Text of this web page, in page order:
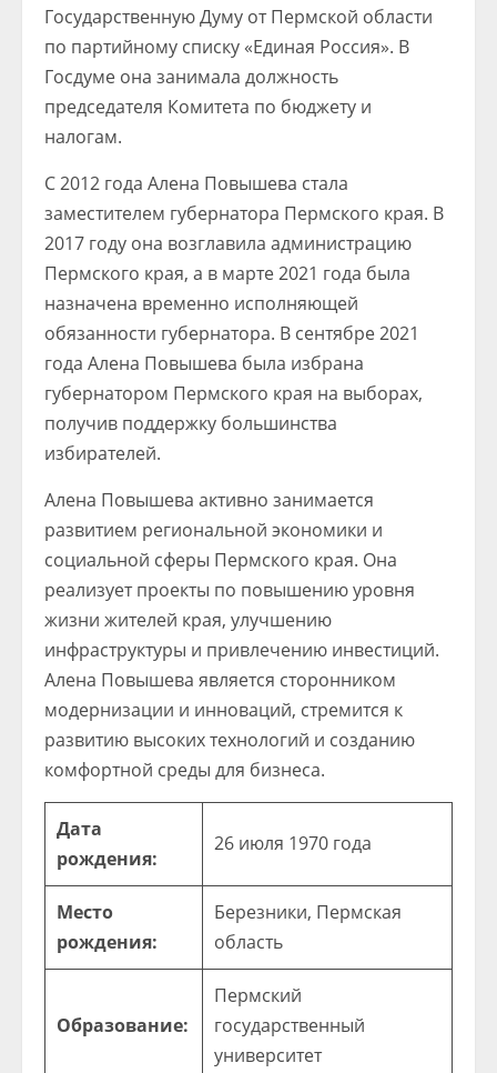
Государственную Думу от Пермской области
по партийному списку «Единая Россия». В
Госдуме она занимала должность
председателя Комитета по бюджету и
налогам.
С 2012 года Алена Повышева стала
заместителем губернатора Пермского края. В
2017 году она возглавила администрацию
Пермского края, а в марте 2021 года была
назначена временно исполняющей
обязанности губернатора. В сентябре 2021
года Алена Повышева была избрана
губернатором Пермского края на выборах,
получив поддержку большинства
избирателей.
Алена Повышева активно занимается
развитием региональной экономики и
социальной сферы Пермского края. Она
реализует проекты по повышению уровня
жизни жителей края, улучшению
инфраструктуры и привлечению инвестиций.
Алена Повышева является сторонником
модернизации и инноваций, стремится к
развитию высоких технологий и созданию
комфортной среды для бизнеса.
Дата
рождения:
26 июля 1970 года
Место
рождения:
Березники, Пермская
область
Образование:
Пермский
государственный
университет